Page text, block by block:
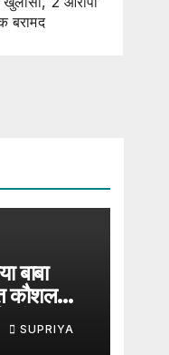
बरामद
बाबा
कौशल
घाट
SUPRIYA